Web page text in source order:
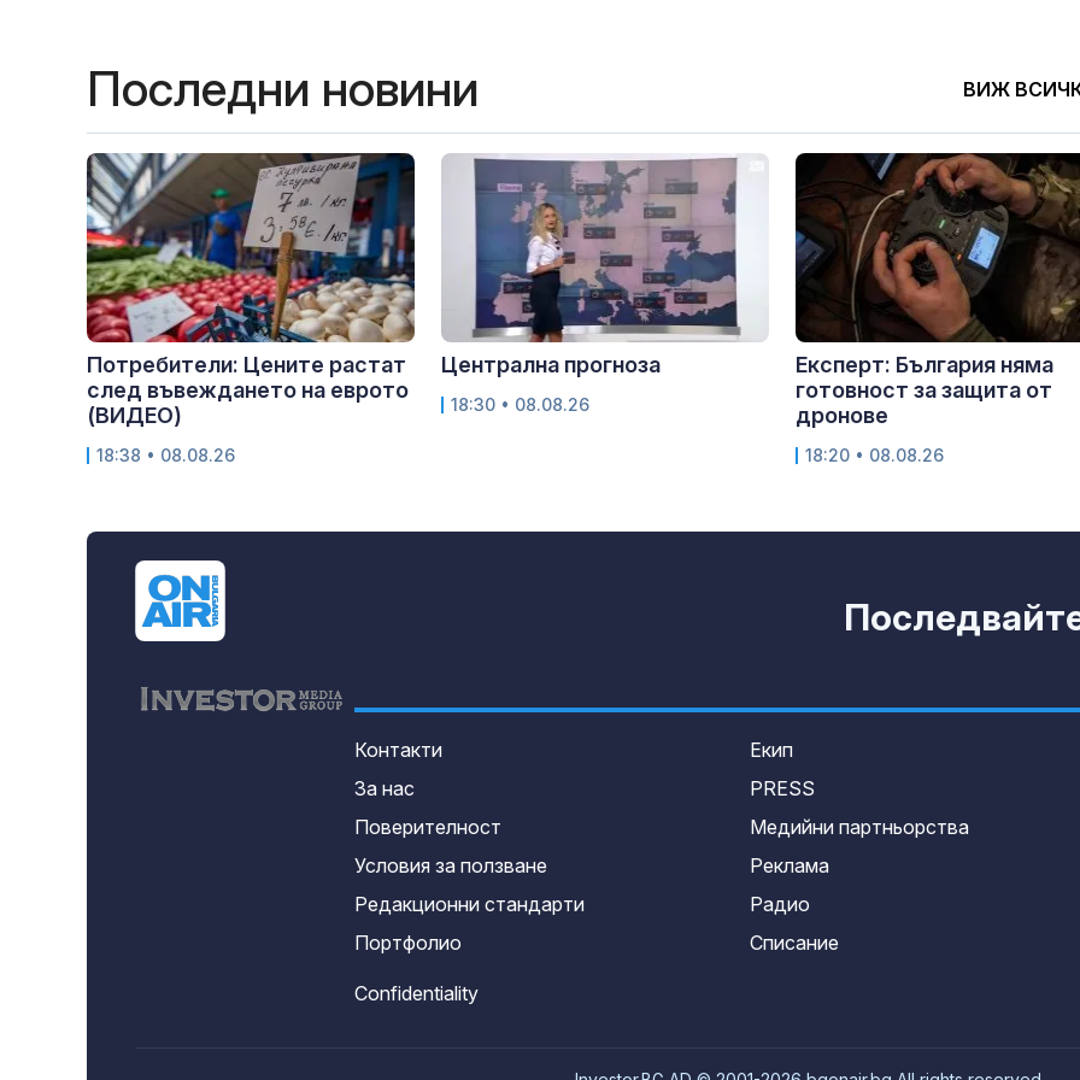
Последни новини ВИЖ
Потребители: Цените растат
след въвеждането на еврото
(ВИДЕО)
18:38 • 08.08.26
Централна прогноза
18:30 • 08.08.26
Експерт: България няма
готовност за защита от
дронове
18:20 • 08.08.26
Контакти
За нас
Поверителност
Условия за ползване
Редакционни стандарти
Портфолио
Екип
PRESS
Медийни партньорства
Реклама
Радио
Списание
Confidentiality